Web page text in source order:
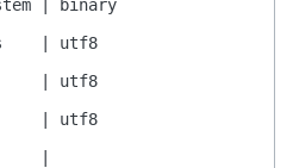
| binary
| utf8
| utf8
| utf8
|